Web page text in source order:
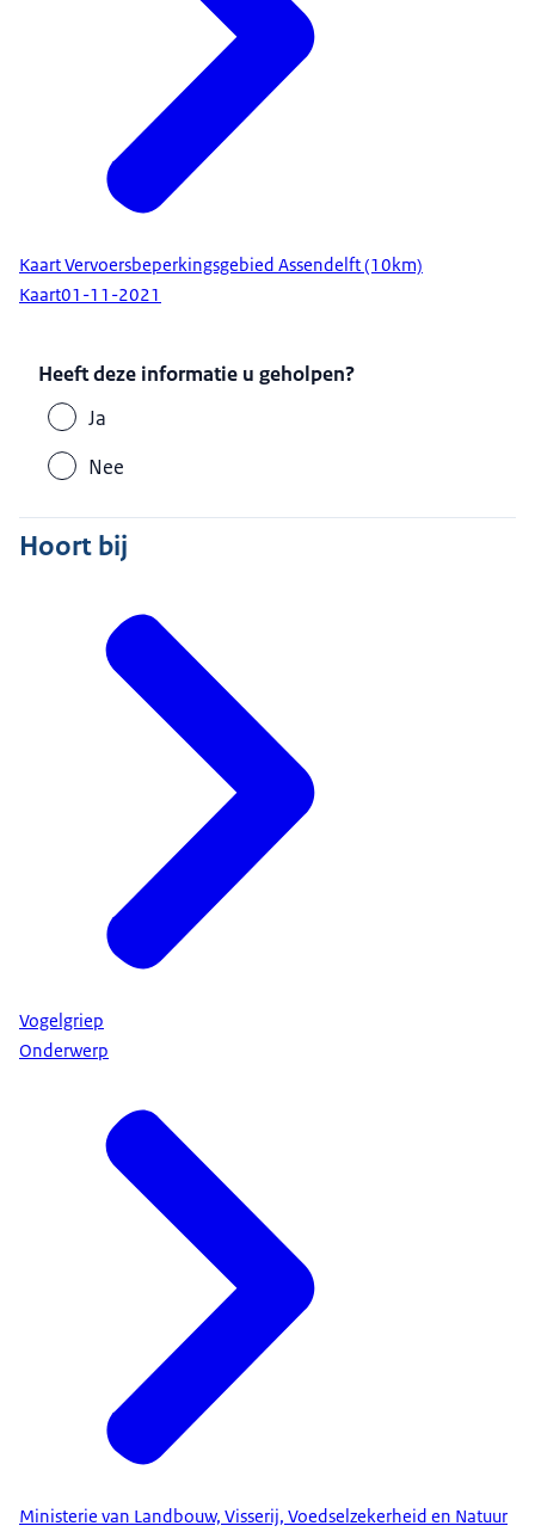
Kaart Vervoersbeperkingsgebied Assendelft (10km)
Kaart01-11-2021
Heeft deze informatie u geholpen?
Ja
Nee
Hoort bij
Vogelgriep
Onderwerp
Ministerie van Landbouw, Visserij, Voedselzekerheid en Natuur